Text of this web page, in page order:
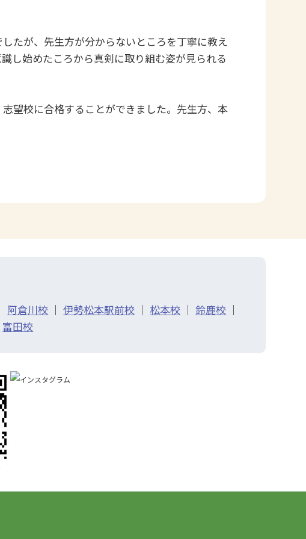
たが、先生方が分からないところを丁寧に教え
し始めたころから真剣に取り組む姿が見られる
望校に合格することができました。先生方、本
阿倉川校 ｜伊勢松本駅前校 ｜ 松本校 ｜鈴鹿校 ｜
富田校